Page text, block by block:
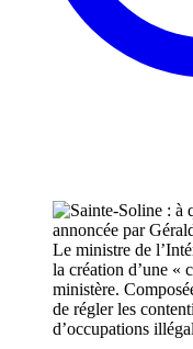
Le ministre de
la création d’une «
ministère.
de régler les
d’occupations